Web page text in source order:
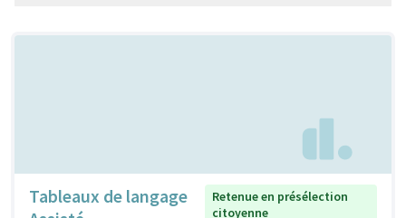
Tableaux de langage
Retenue en présélection
citoyenne